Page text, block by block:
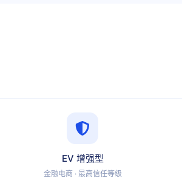
EV 增强型
金融电商 · 最高信任等级